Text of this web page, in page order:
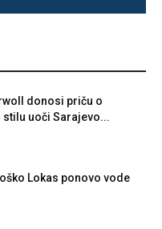
donosi priču o
uoči Sarajevo...
Lokas ponovo vode